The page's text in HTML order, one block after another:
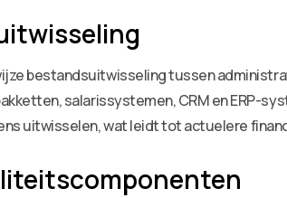
bestandsuitwisseling tussen
salarissystemen, CRM en ERP-
uitwisselen, wat leidt tot actuelere